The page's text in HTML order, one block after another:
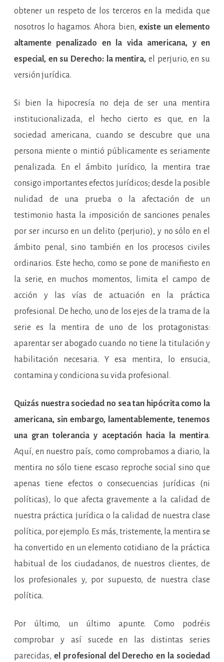
obtener un respeto de los terceros en la medida que
nosotros lo hagamos. Ahora bien, existe un elemento
altamente penalizado en la vida americana, y en
especial, en su Derecho: la mentira, el perjurio, en su
versión jurídica.
Si bien la hipocresía no deja de ser una mentira
institucionalizada, el hecho cierto es que, en la
sociedad americana, cuando se descubre que una
persona miente o mintió públicamente es seriamente
penalizada. En el ámbito jurídico, la mentira trae
consigo importantes efectos jurídicos; desde la posible
nulidad de una prueba o la afectación de un
testimonio hasta la imposición de sanciones penales
por ser incurso en un delito (perjurio), y no sólo en el
ámbito penal, sino también en los procesos civiles
ordinarios. Este hecho, como se pone de manifiesto en
la serie, en muchos momentos, limita el campo de
acción y las vías de actuación en la práctica
profesional. De hecho, uno de los ejes de la trama de la
serie es la mentira de uno de los protagonistas:
aparentar ser abogado cuando no tiene la titulación y
habilitación necesaria. Y esa mentira, lo ensucia,
contamina y condiciona su vida profesional.
Quizás nuestra sociedad no sea tan hipócrita como la
americana, sin embargo, lamentablemente, tenemos
una gran tolerancia y aceptación hacia la mentira.
Aquí, en nuestro país, como comprobamos a diario, la
mentira no sólo tiene escaso reproche social sino que
apenas tiene efectos o consecuencias jurídicas (ni
políticas), lo que afecta gravemente a la calidad de
nuestra práctica jurídica o la calidad de nuestra clase
política, por ejemplo. Es más, tristemente, la mentira se
ha convertido en un elemento cotidiano de la práctica
habitual de los ciudadanos, de nuestros clientes, de
los profesionales y, por supuesto, de nuestra clase
política.
Por último, un último apunte. Como podréis
comprobar y así sucede en las distintas series
parecidas, el profesional del Derecho en la sociedad